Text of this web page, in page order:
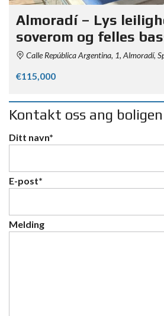
Almoradí – Lys
soverom og felles
Calle República Argentina, 1, Almoradí,
€115,000
Kontakt oss ang boligen
Ditt navn*
E-post*
Melding